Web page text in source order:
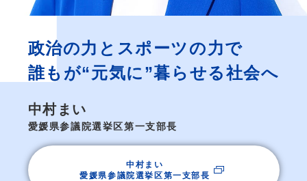
政治の力とスポーツの力で
誰もが“元気に”暮らせる社会へ
中村まい
愛媛県参議院選挙区第一支部長
中村まい
愛媛県参議院選挙区第一支部長